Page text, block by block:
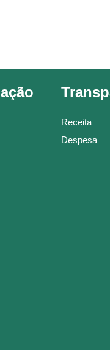
Receita
Despesa